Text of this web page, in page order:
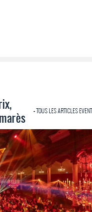
+ TOUS LES ARTICLES EVENT